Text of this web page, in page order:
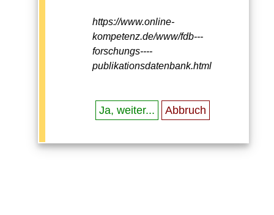
https://www.online-
kompetenz.de/www/fdb---
forschungs----
publikationsdatenbank.html
Ja, weiter... Abbruch